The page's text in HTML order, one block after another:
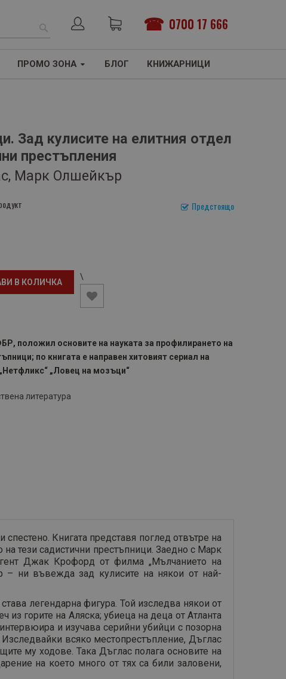
0700 17 666
ТЪРСЕНЕ
ПРОМО ЗОНА БЛОГ КНИЖАРНИЦИ
Зад кулисите на елитния отдел
престъпления
Марк Олшейкър
Предстоящо
В КОЛИЧКА
\
положил основите на науката за профилирането на
по книгата е направен хитовият сериал на
„Нетфликс“ „Ловец на мозъци“
литература
Книгата представя поглед отвътре на
тези садистични престъпници. Заедно с Марк
Джак Крофорд от филма „Мълчанието на
– ни въвежда зад кулисите на някои от най-
легендарна фигура. Той изследва някои от
горите на Аляска; убиеца на деца от Атланта
и изучава серийни убийци с позорна
всяко местопрестъпление, Дъглас
му ходове. Така Дъглас полага основите на
на което много от тях са били заловени,